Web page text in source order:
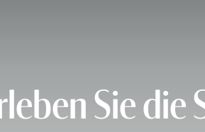
Sie die